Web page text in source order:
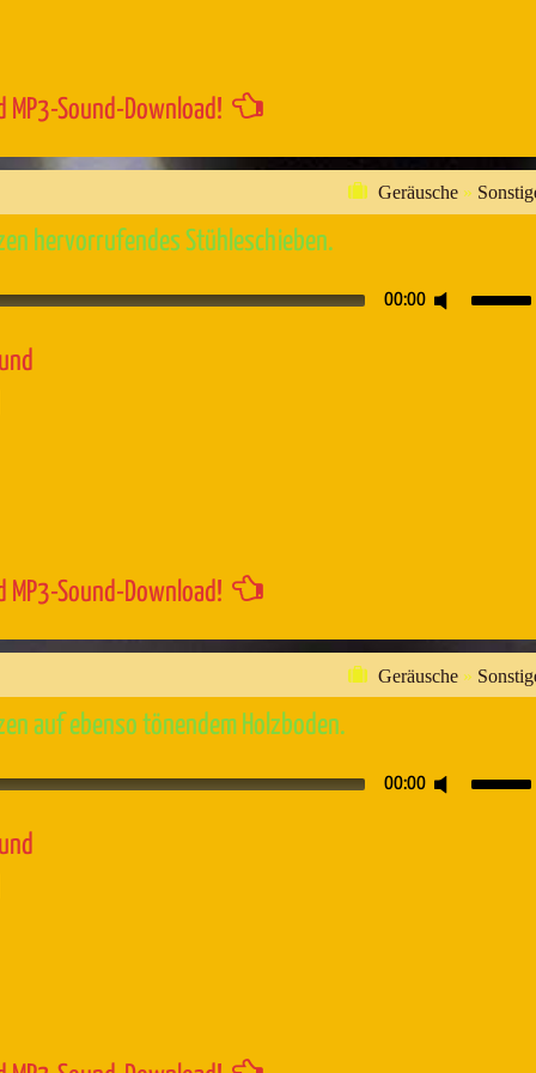
Sound-Download!
Geräusche »
hervorrufendes Stühleschieben.
00:00
Sound-Download!
Geräusche »
auf ebenso tönendem Holzboden.
00:00